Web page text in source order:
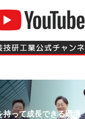
持って成長できる環境